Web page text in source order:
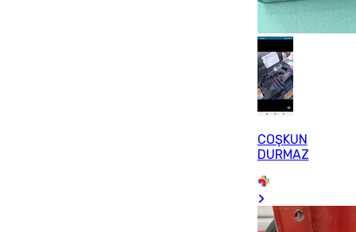
COŞKUN
DURMAZ